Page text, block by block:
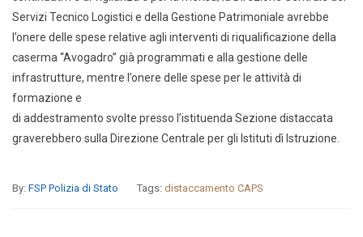
Servizi Tecnico Logistici e della Gestione Patrimoniale avrebbe
l’onere delle spese relative agli interventi di riqualificazione della
caserma “Avogadro” già programmati e alla gestione delle
infrastrutture, mentre l’onere delle spese per le attività di
formazione e
di addestramento svolte presso l’istituenda Sezione distaccata
graverebbero sulla Direzione Centrale per gli Istituti dì Istruzione.
By: FSP Polizia di Stato Tags: distaccamento CAPS